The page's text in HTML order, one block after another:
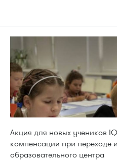
Акция для новых учеников
компенсации при переходе
образовательного центра